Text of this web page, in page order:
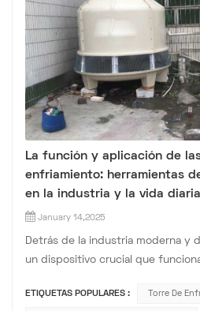
La función y aplicación de
enfriamiento: herramientas
en la industria y la vida diaria
January 14,2025
Detrás de la industria moderna y
un dispositivo crucial que
gente, desempeña un papel
ETIQUETAS POPULARES : Torre De